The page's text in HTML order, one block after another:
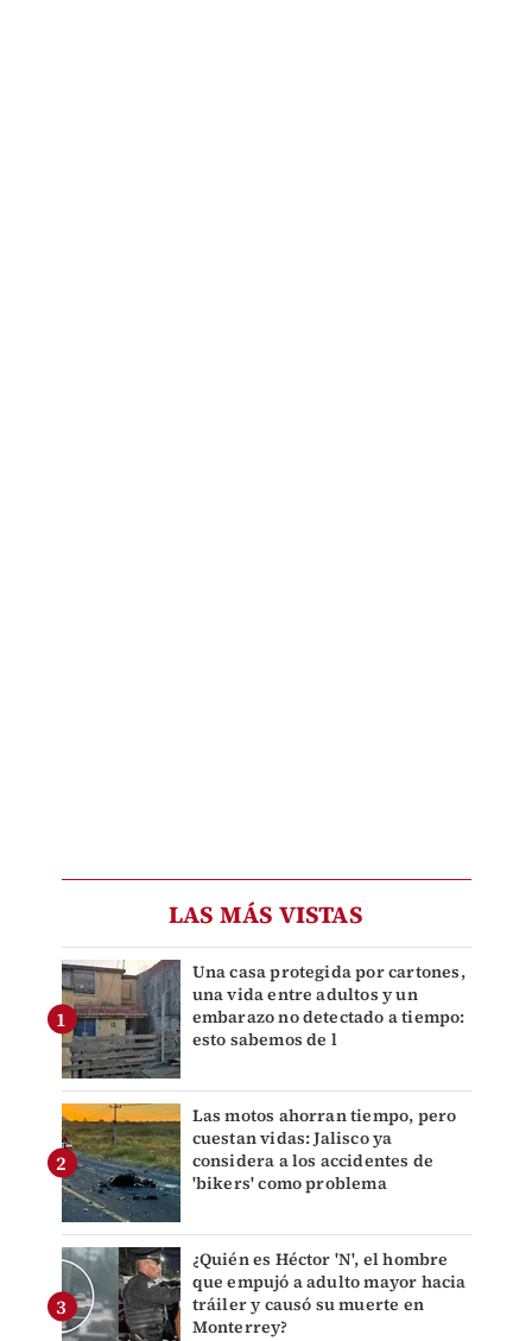
LAS MÁS VISTAS
Una casa protegida por cartones,
una vida entre adultos y un
embarazo no detectado a tiempo:
esto sabemos de l
Las motos ahorran tiempo, pero
cuestan vidas: Jalisco ya
considera a los accidentes de
'bikers' como problema
¿Quién es Héctor 'N', el hombre
que empujó a adulto mayor hacia
tráiler y causó su muerte en
Monterrey?